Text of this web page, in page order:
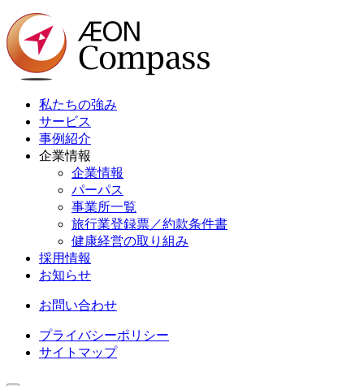
私たちの強み
サービス
事例紹介
企業情報
企業情報
パーパス
事業所一覧
旅行業登録票／約款条件書
健康経営の取り組み
採用情報
お知らせ
お問い合わせ
プライバシーポリシー
サイトマップ